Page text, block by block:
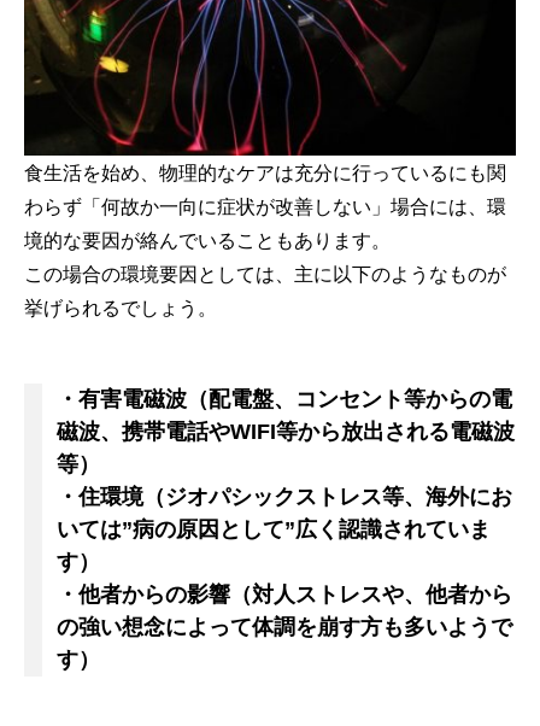
食生活を始め、物理的なケアは充分に行っているにも関
わらず「何故か一向に症状が改善しない」場合には、環
境的な要因が絡んでいることもあります。
この場合の環境要因としては、主に以下のようなものが
挙げられるでしょう。
・有害電磁波（配電盤、コンセント等からの電
磁波、携帯電話やWIFI等から放出される電磁波
等）
・住環境（ジオパシックストレス等、海外にお
いては”病の原因として”広く認識されていま
す）
・他者からの影響（対人ストレスや、他者から
の強い想念によって体調を崩す方も多いようで
す）